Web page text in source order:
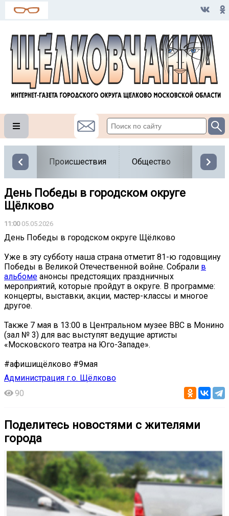
Происшествия Общество Власть
День Победы в городском округе
Щёлково
11:0005.05.2026
День Победы в городском округе Щёлково
Уже в эту субботу наша страна отметит 81-ю годовщину
Победы в Великой Отечественной войне. Собрали в
альбоме анонсы предстоящих праздничных
мероприятий, которые пройдут в округе. В программе:
концерты, выставки, акции, мастер-классы и многое
другое.
Также 7 мая в 13:00 в Центральном музее ВВС в Монино
(зал № 3) для вас выступят ведущие артисты
«Московского театра на Юго-Западе».
#афишищёлково #9мая
Администрация г.о. Щёлково
90
Поделитесь новостями с жителями
города